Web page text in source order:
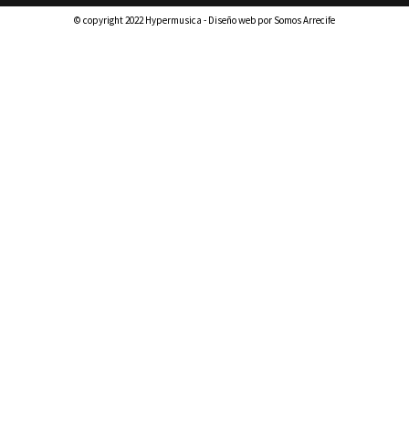
© copyright 2022 Hypermusica - Diseño web por Somos Arrecife